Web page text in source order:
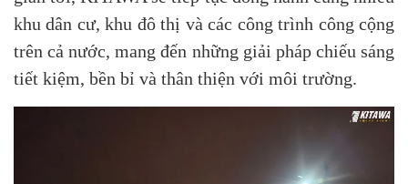
khu dân cư, khu đô thị và các công trình công cộng
trên cả nước, mang đến những giải pháp chiếu sáng
tiết kiệm, bền bỉ và thân thiện với môi trường.